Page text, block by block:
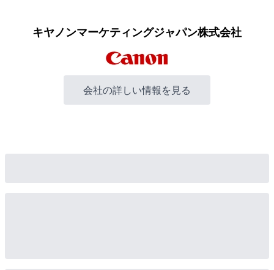
キヤノンマーケティングジャパン株式会社
会社の詳しい情報を見る